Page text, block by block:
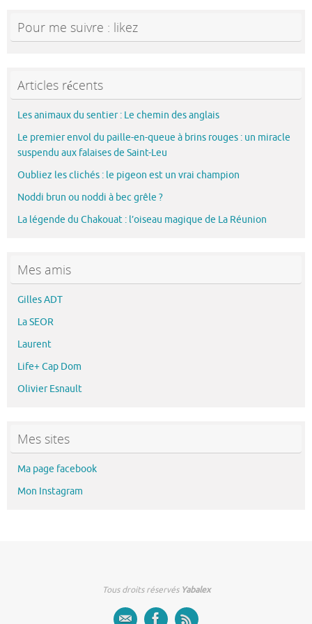
Pour me suivre : likez
Articles récents
Les animaux du sentier : Le chemin des anglais
Le premier envol du paille-en-queue à brins rouges : un miracle
suspendu aux falaises de Saint-Leu
Oubliez les clichés : le pigeon est un vrai champion
Noddi brun ou noddi à bec grêle ?
La légende du Chakouat : l’oiseau magique de La Réunion
Mes amis
Gilles ADT
La SEOR
Laurent
Life+ Cap Dom
Olivier Esnault
Mes sites
Ma page facebook
Mon Instagram
Tous droits réservés Yabalex